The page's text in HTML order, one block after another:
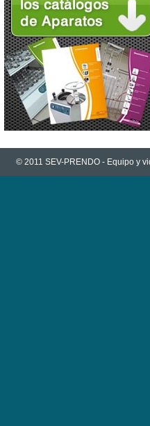
© 2011 SEV-PRENDO - Equipo y